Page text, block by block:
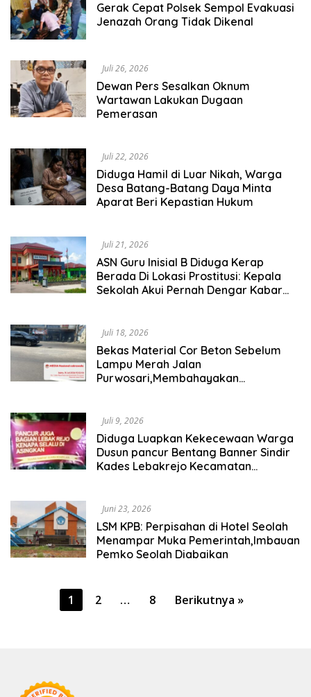
Gerak Cepat Polsek Sempol Evakuasi
Jenazah Orang Tidak Dikenal
Juli 26, 2026
Dewan Pers Sesalkan Oknum
Wartawan Lakukan Dugaan
Pemerasan
Juli 22, 2026
Diduga Hamil di Luar Nikah, Warga
Desa Batang-Batang Daya Minta
Aparat Beri Kepastian Hukum
Juli 21, 2026
ASN Guru Inisial B Diduga Kerap
Berada Di Lokasi Prostitusi: Kepala
Sekolah Akui Pernah Dengar Kabar
Juli 18, 2026
Bekas Material Cor Beton Sebelum
Lampu Merah Jalan
Purwosari,Membahayakan
Juli 9, 2026
Diduga Luapkan Kekecewaan Warga
Dusun pancur Bentang Banner Sindir
Kades Lebakrejo Kecamatan
Juni 23, 2026
LSM KPB: Perpisahan di Hotel Seolah
Menampar Muka Pemerintah,Imbauan
Pemko Seolah Diabaikan
Paginasi
1 2 … 8 Berikutnya »